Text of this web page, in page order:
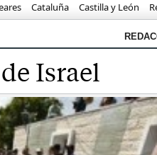
Cataluña Castilla y León
Israel